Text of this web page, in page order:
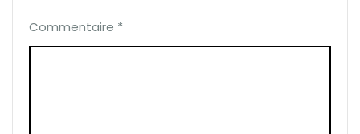
Commentaire *